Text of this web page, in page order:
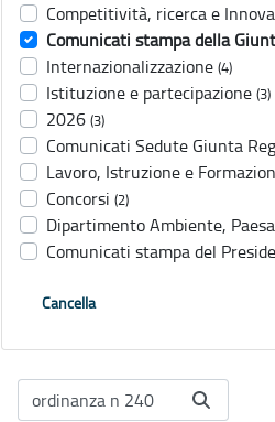
Competitività, ricerca e
Comunicati stampa della
Internazionalizzazione (4)
Istituzione e partecipazione (3)
2026 (3)
Comunicati Sedute Giunta
Lavoro, Istruzione e
Concorsi (2)
Dipartimento Ambiente,
Comunicati stampa del
Cancella